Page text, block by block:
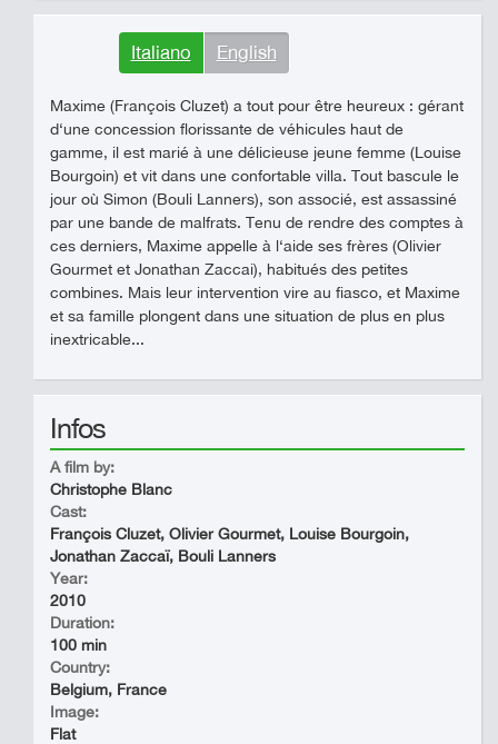
Italiano English
Maxime (François Cluzet) a tout pour être heureux : gérant
d‘une concession florissante de véhicules haut de
gamme, il est marié à une délicieuse jeune femme (Louise
Bourgoin) et vit dans une confortable villa. Tout bascule le
jour où Simon (Bouli Lanners), son associé, est assassiné
par une bande de malfrats. Tenu de rendre des comptes à
ces derniers, Maxime appelle à l‘aide ses frères (Olivier
Gourmet et Jonathan Zaccai), habitués des petites
combines. Mais leur intervention vire au fiasco, et Maxime
et sa famille plongent dans une situation de plus en plus
inextricable...
Infos
A film by:
Christophe Blanc
Cast:
François Cluzet, Olivier Gourmet, Louise Bourgoin,
Jonathan Zaccaï, Bouli Lanners
Year:
2010
Duration:
100 min
Country:
Belgium, France
Image:
Flat